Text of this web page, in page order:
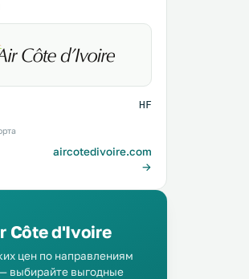
HF
aircotedivoire.com
→
Côte d'Ivoire
цен по направлениям
выбирайте выгодные